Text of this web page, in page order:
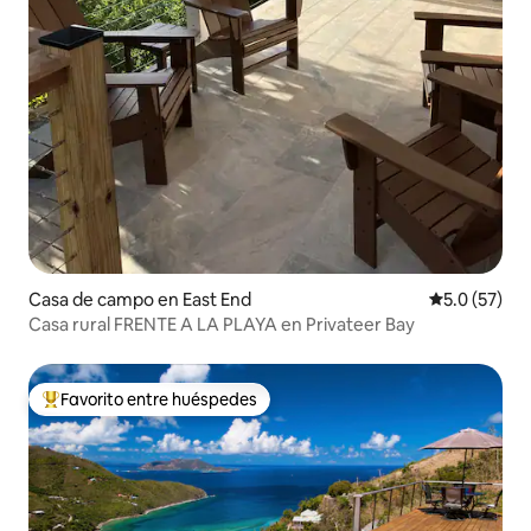
Casa de campo en East End Calificación
5.0 (57)
Casa rural FRENTE A LA PLAYA en Privateer Bay
Favorito entre huéspedes preferido
Favorito entre huéspedes